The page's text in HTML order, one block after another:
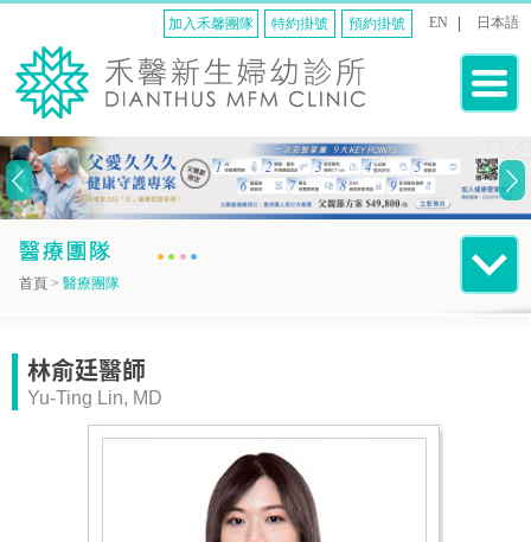
日本語
EN
加入禾馨團隊 預約掛號
特約掛號
首頁 > 醫療團隊
林俞廷醫師
Yu-Ting Lin, MD